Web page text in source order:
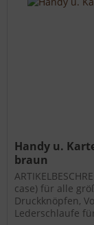
Handy u.
braun
case) für alle
Druckknöpfen,
Lederschlaufe